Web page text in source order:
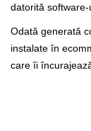
datorită
Odată generată
instalate în
care îi